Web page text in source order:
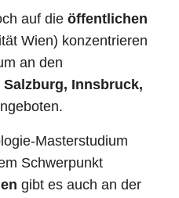
auf die öffentlichen
Wien) konzentrieren
an den
Innsbruck,
Masterstudium
Schwerpunkt
gibt es auch an der